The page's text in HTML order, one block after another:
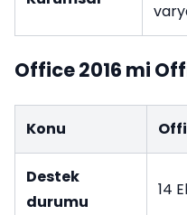
Office 2016 mi
Konu
Destek
durumu
14